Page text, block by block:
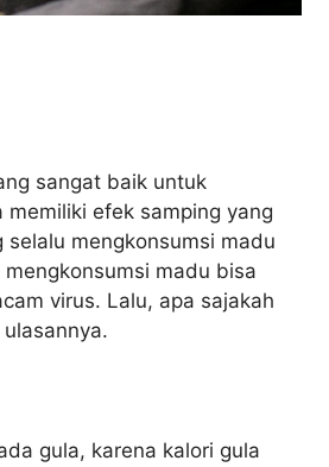
sangat baik untuk
efek samping yang
mengkonsumsi madu
madu bisa
virus. Lalu, apa sajakah
gula, karena kalori gula